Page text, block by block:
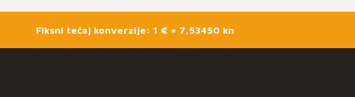
Fiksni tečaj konverzije: 1 € = 7,53450 kn